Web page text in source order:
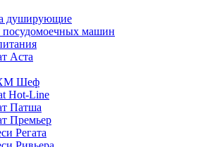
душирующие
посудомоечных машин
Аста
Шеф
Hot-Line
Патша
Премьер
Регата